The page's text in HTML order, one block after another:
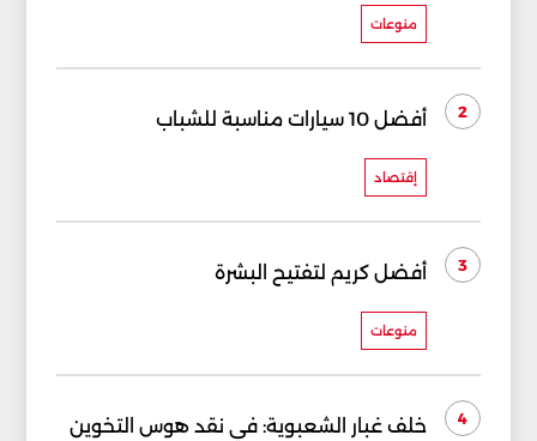
منوعات
2 أفضل 10 سيارات مناسبة للشباب
إقتصاد
3 أفضل كريم لتفتيح البشرة
منوعات
4 خلف غبار الشعبوية: في نقد هوس التخوين